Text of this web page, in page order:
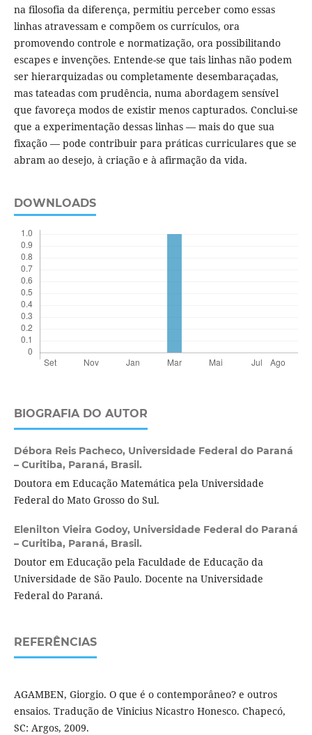
na filosofia da diferença, permitiu perceber como essas
linhas atravessam e compõem os currículos, ora
promovendo controle e normatização, ora possibilitando
escapes e invenções. Entende-se que tais linhas não podem
ser hierarquizadas ou completamente desembaraçadas,
mas tateadas com prudência, numa abordagem sensível
que favoreça modos de existir menos capturados. Conclui-se
que a experimentação dessas linhas — mais do que sua
fixação — pode contribuir para práticas curriculares que se
abram ao desejo, à criação e à afirmação da vida.
DOWNLOADS
BIOGRAFIA DO AUTOR
Débora Reis Pacheco, Universidade Federal do Paraná
– Curitiba, Paraná, Brasil.
Doutora em Educação Matemática pela Universidade
Federal do Mato Grosso do Sul.
Elenilton Vieira Godoy, Universidade Federal do Paraná
– Curitiba, Paraná, Brasil.
Doutor em Educação pela Faculdade de Educação da
Universidade de São Paulo. Docente na Universidade
Federal do Paraná.
REFERÊNCIAS
AGAMBEN, Giorgio. O que é o contemporâneo? e outros
ensaios. Tradução de Vinicius Nicastro Honesco. Chapecó,
SC: Argos, 2009.